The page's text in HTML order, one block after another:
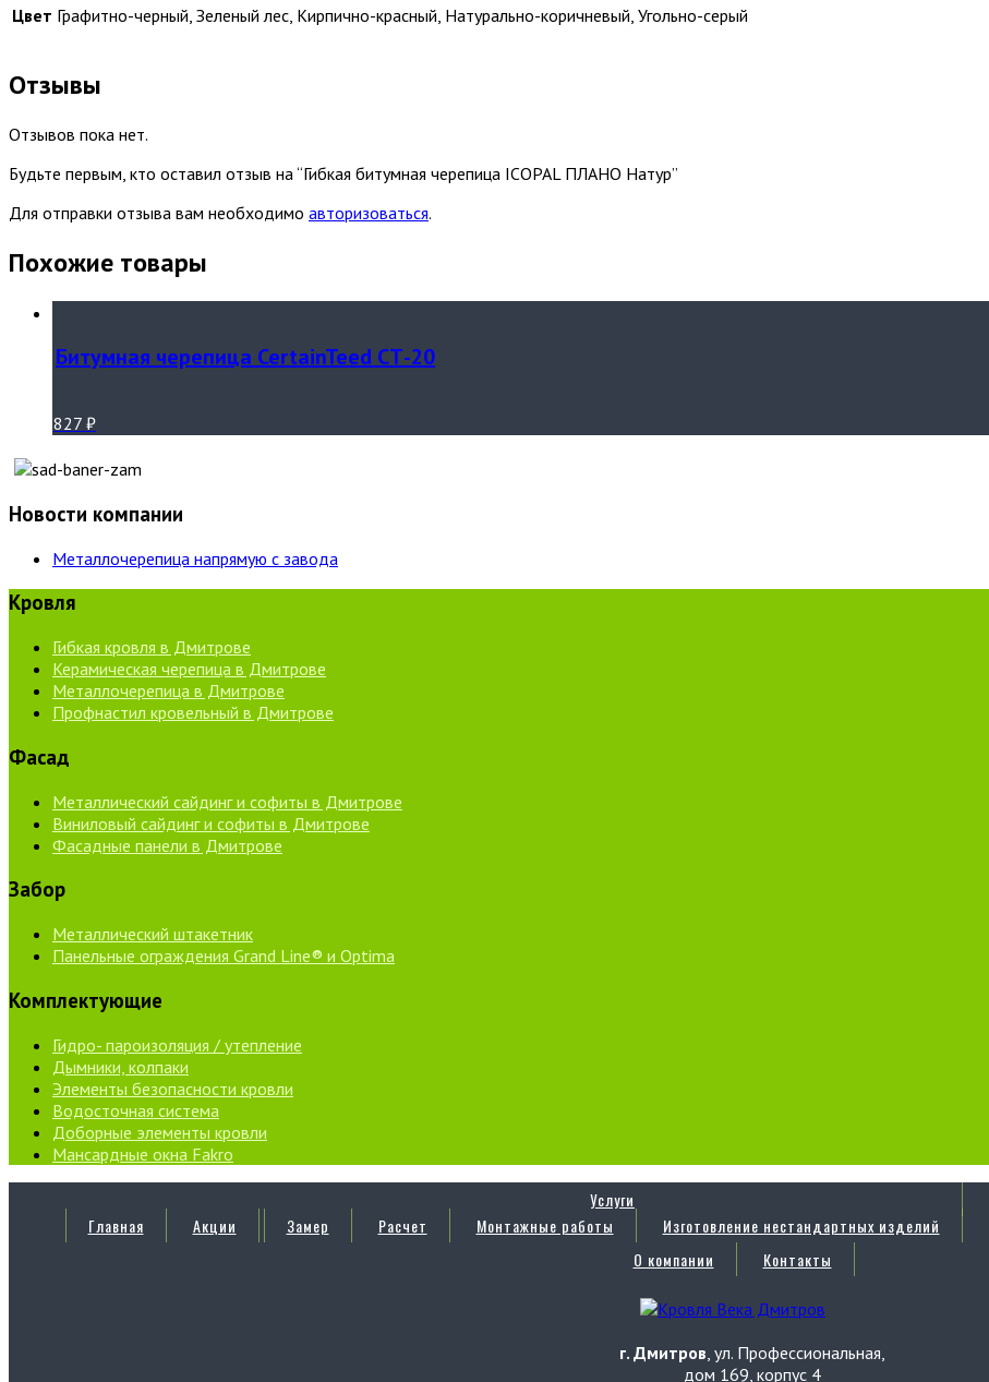
Цвет Графитно-черный, Зеленый лес, Кирпично-красный, Натурально-коричневый, Угольно-серый
Отзывы
Отзывов пока нет.
Будьте первым, кто оставил отзыв на “Гибкая битумная черепица ICOPAL ПЛАНО Натур”
Для отправки отзыва вам необходимо авторизоваться.
Похожие товары
Битумная черепица CertainTeed СТ-20
827 ₽
Новости компании
Металлочерепица напрямую с завода
Кровля
Гибкая кровля в Дмитрове
Керамическая черепица в Дмитрове
Металлочерепица в Дмитрове
Профнастил кровельный в Дмитрове
Фасад
Металлический сайдинг и софиты в Дмитрове
Виниловый сайдинг и софиты в Дмитрове
Фасадные панели в Дмитрове
Забор
Металлический штакетник
Панельные ограждения Grand Line® и Optima
Комплектующие
Гидро- пароизоляция / утепление
Дымники, колпаки
Элементы безопасности кровли
Водосточная система
Доборные элементы кровли
Мансардные окна Fakro
Главная Акции
Услуги
Замер
Расчет Монтажные работы Изготовление нестандартных изделий
О компании
Контакты
г. Дмитров , ул. Профессиональная,
дом 169, корпус 4